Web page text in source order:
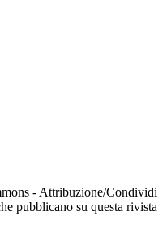
- Attribuzione/Condividi
pubblicano su questa rivista